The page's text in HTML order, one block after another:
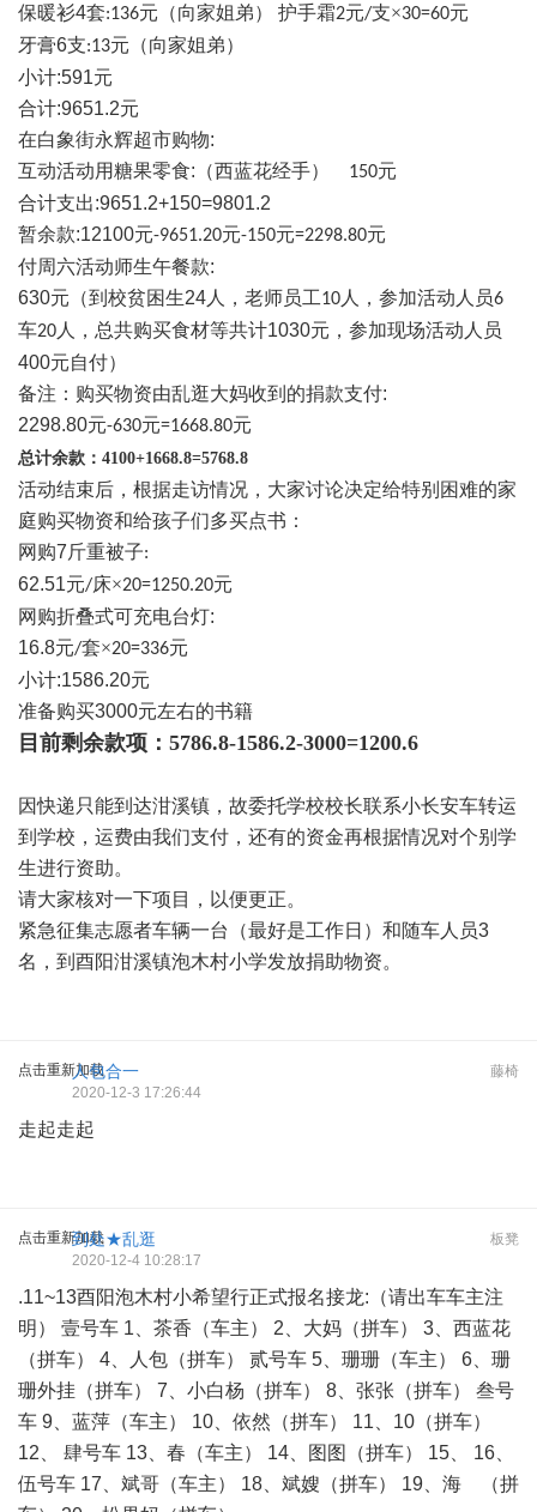
保暖衫4套:136元（向家姐弟） 护手霜2元/支×30=60元
牙膏6支:13元（向家姐弟）
小计:591元
合计:9651.2元
在白象街永辉超市购物:
互动活动用糖果零食: （西蓝花经手） 150元
合计支出:9651.2+150=9801.2
暂余款:12100元-9651.20元-150元=2298.80元
付周六活动师生午餐款:
630元 （到校贫困生24 人，老师员工10 人，参加活动人员6
车20 人 ，总共购买食材等共计1030元 ，参加现场活动人员
400元自付）
备注：购买物资由乱逛大妈收到的捐款支付:
2298.80元-630元=1668.80元
总计余款： 4100+1668.8=5768.8
活动结束后，根据走访情况，大家讨论决定给特别困难的家
庭购买物资和给孩子们多买点书：
网购7斤重被子:
62.51元/床×20=1250.20元
网购折叠式可充电台灯:
16.8元/套×20=336元
小计:1586.20元
准备购买3000元左右的书籍
目前剩余款项： 5786.8-1586.2-3000=1200.6
因快递只能到达泔溪镇，故委托学校校长联系小长安车转运
到学校，运费由我们支付 ，还有的资金再根据情况对个别学
生进行资助。
请大家核对一下项目，以便更正。
紧急征集志愿者车辆一台（最好是工作日）和随车人员3
名，到酉阳泔溪镇泡木村小学发放捐助物资。
点击重新加载 藤椅
人包合一
2020-12-3 17:26:44
走起走起
点击重新加载 板凳
到处★乱逛
2020-12-4 10:28:17
.11~13酉阳泡木村小希望行正式报名接龙:（请出车车主注
明） 壹号车 1、茶香（车主） 2、大妈（拼车） 3、西蓝花
（拼车） 4、人包（拼车） 贰号车 5、珊珊（车主） 6、珊
珊外挂（拼车） 7、小白杨（拼车） 8、张张（拼车） 叁号
车 9、蓝萍（车主） 10、依然（拼车） 11、10（拼车）
12、 肆号车 13、春（车主） 14、图图（拼车） 15、 16、
伍号车 17、斌哥（车主） 18、斌嫂（拼车） 19、海 （拼